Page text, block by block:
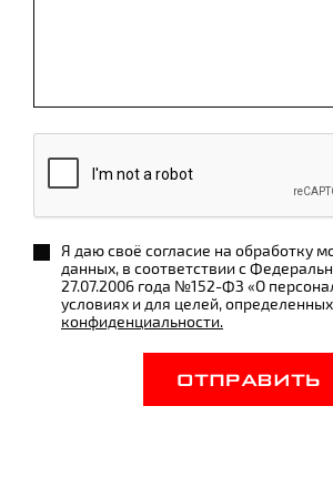
Я даю своё согласие на обработку
данных, в соответствии с
27.07.2006 года №152-ФЗ «О
условиях и для целей, определенных
конфиденциальности.
ОТПРАВИТЬ